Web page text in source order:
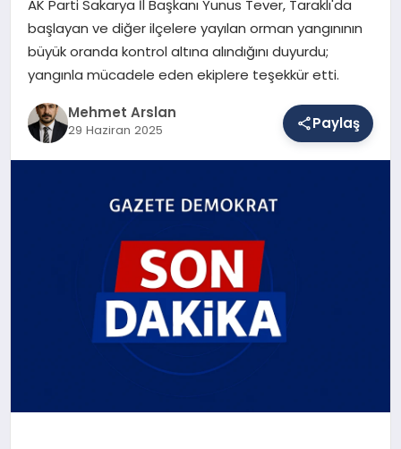
MAGAZIN
SAĞLIK
AK Parti Sakarya İl Başkanı Yunus Tever, Taraklı'da
başlayan ve diğer ilçelere yayılan orman yangınının
büyük oranda kontrol altına alındığını duyurdu;
yangınla mücadele eden ekiplere teşekkür etti.
Mehmet Arslan
29 Haziran 2025 Paylaş